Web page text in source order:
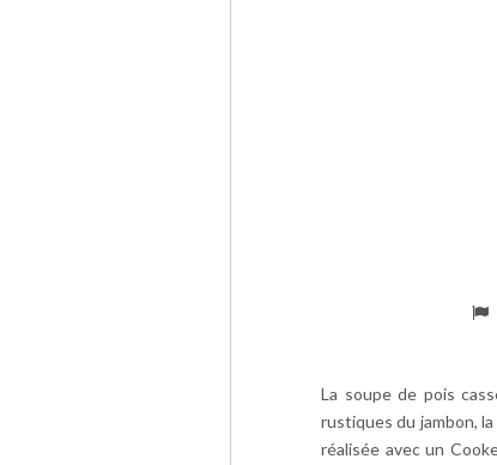
La soupe de pois
rustiques du jambon,
réalisée avec un